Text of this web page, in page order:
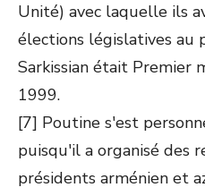
Unité) avec laquelle ils
élections législatives au
Sarkissian était Premier
1999.
[7] Poutine s'est
puisqu'il a organisé des
présidents arménien et